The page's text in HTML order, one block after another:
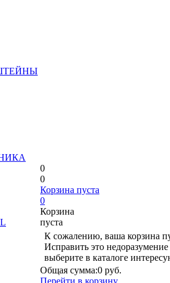
0
0
Корзина пуста
0
Корзина
пуста
К сожалению, ваша корзина
Исправить это
выберите в каталоге
Общая сумма:0 руб.
Перейти в корзину